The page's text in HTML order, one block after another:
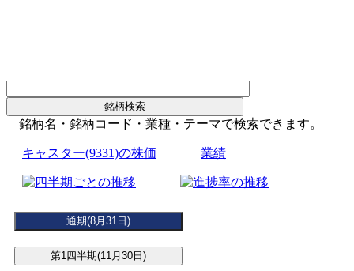
銘柄名・銘柄コード・業種・テーマで検索できます。
キャスター(9331)の株価 業績